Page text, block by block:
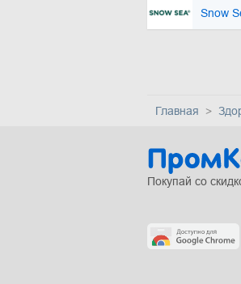
Snow
Главная
Покупай со